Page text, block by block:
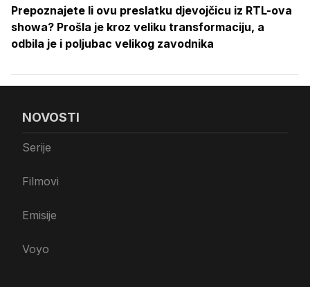
Prepoznajete li ovu preslatku djevojčicu iz RTL-ova
showa? Prošla je kroz veliku transformaciju, a
odbila je i poljubac velikog zavodnika
NOVOSTI
Serije
Filmovi
Emisije
Voyo